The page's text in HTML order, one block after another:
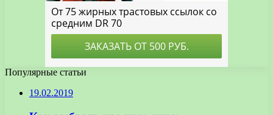
Популярные статьи
19.02.2019